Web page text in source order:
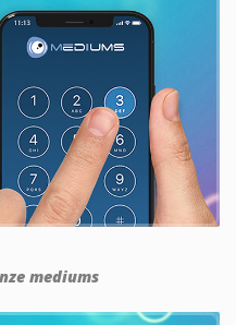
mediums